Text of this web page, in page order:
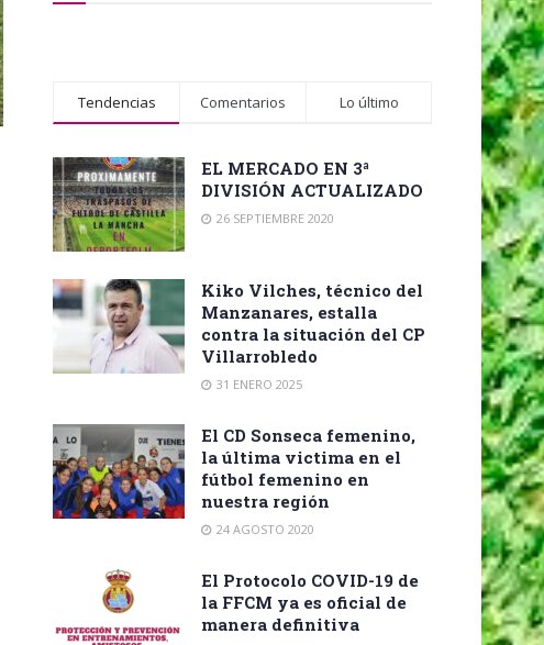
Tendencias Comentarios Lo último
EL MERCADO EN 3ª
DIVISIÓN ACTUALIZADO
26 SEPTIEMBRE 2020
Kiko Vilches, técnico del
Manzanares, estalla
contra la situación del CP
Villarrobledo
31 ENERO 2025
El CD Sonseca femenino,
la última victima en el
fútbol femenino en
nuestra región
24 AGOSTO 2020
El Protocolo COVID-19 de
la FFCM ya es oficial de
manera definitiva